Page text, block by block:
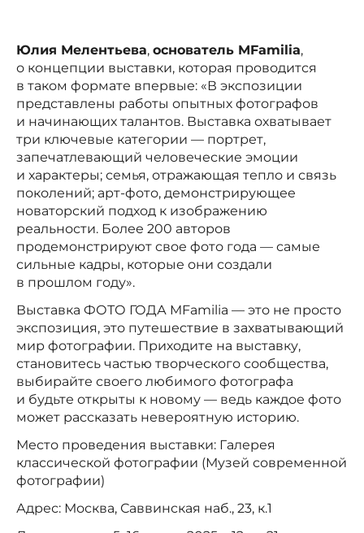
Юлия Мелентьева, основатель MFamilia,
о концепции выставки, которая проводится
в таком формате впервые: «В экспозиции
представлены работы опытных фотографов
и начинающих талантов. Выставка охватывает
три ключевые категории — портрет,
запечатлевающий человеческие эмоции
и характеры; семья, отражающая тепло и связь
поколений; арт-фото, демонстрирующее
новаторский подход к изображению
реальности. Более 200 авторов
продемонстрируют свое фото года — самые
сильные кадры, которые они создали
в прошлом году».
Выставка ФОТО ГОДА MFamilia — это не просто
экспозиция, это путешествие в захватывающий
мир фотографии. Приходите на выставку,
становитесь частью творческого сообщества,
выбирайте своего любимого фотографа
и будьте открыты к новому — ведь каждое фото
может рассказать невероятную историю.
Место проведения выставки: Галерея
классической фотографии (Музей современной
фотографии)
Адрес: Москва, Саввинская наб., 23, к.1